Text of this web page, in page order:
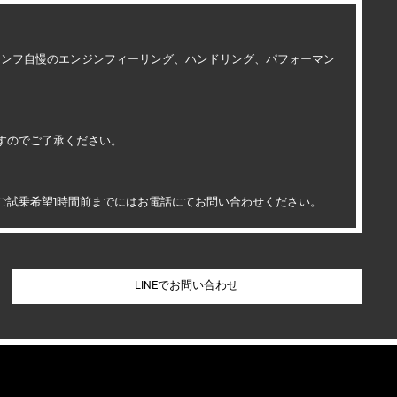
フ自慢のエンジンフィーリング、ハンドリング、パフォーマン
でご了承ください。
乗希望1時間前までにはお電話にてお問い合わせください。
LINEでお問い合わせ